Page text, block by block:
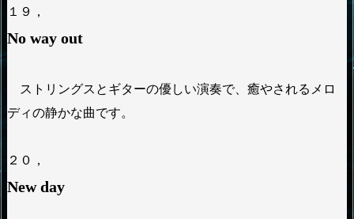
１９，
No way out
ストリングスとギターの優しい演奏で、癒やされるメロ
ディの静かな曲です。
２０，
New day